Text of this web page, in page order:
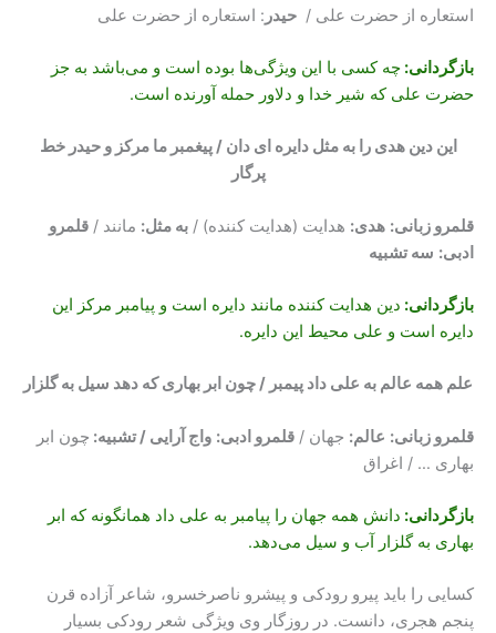
استعاره از حضرت علی / حیدر : استعاره از حضرت علی
بازگردانی: چه کسی با این ویژگی‌ها بوده است و می‌باشد به جز
حضرت علی که شیر خدا و دلاور حمله آورنده است.
این دین هدی را به مثل دایره ای دان / پیغمبر ما مرکز و حیدر خط
پرگار
قلمرو زبانی: هدی: هدایت (هدایت کننده) / به مثل: مانند / قلمرو
ادبی: سه تشبیه
بازگردانی: دین هدایت کننده مانند دایره است و پیامبر مرکز این
دایره است و علی محیط این دایره.
علم همه عالم به علی داد پیمبر / چون ابر بهاری که دهد سیل به گلزار
قلمرو زبانی: عالم: جهان / قلمرو ادبی: واج آرایی / تشبیه: چون ابر
بهاری … / اغراق
بازگردانی: دانش همه جهان را پیامبر به علی داد همانگونه که ابر
بهاری به گلزار آب و سیل می‌دهد.
کسایی را باید پیرو رودکی و پیشرو ناصرخسرو، شاعر آزاده قرن
پنجم هجری، دانست. در روزگار وی ویژگی شعر رودکی بسیار